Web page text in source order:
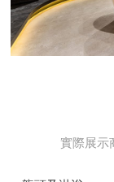
實際展示